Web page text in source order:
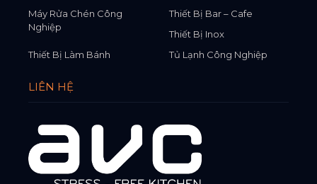
Máy Rửa Chén Công
Nghiệp
Thiết Bị Bar – Cafe
Thiết Bị Inox
Thiết Bị Làm Bánh
Tủ Lạnh Công Nghiệp
LIÊN HỆ